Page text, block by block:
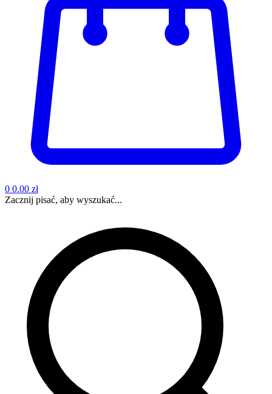
0 0.00 zł
Zacznij pisać, aby wyszukać...